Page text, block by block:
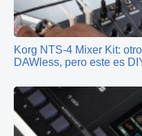
Korg NTS-4 Mixer Kit:
DAWless, pero este es